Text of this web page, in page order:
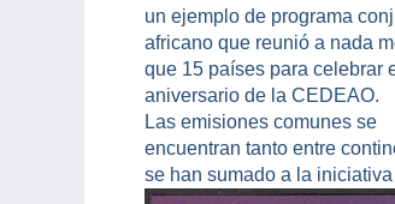
un ejemplo de programa
africano que reunió a nada
que 15 países para celebrar
aniversario de la CEDEAO.
Las emisiones comunes se
encuentran tanto entre
se han sumado a la